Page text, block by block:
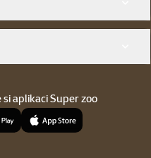
si aplikaci Super zoo